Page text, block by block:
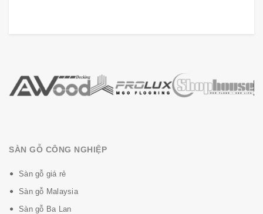
SÀN GỖ CÔNG NGHIỆP
Sàn gỗ giá rẻ
Sàn gỗ Malaysia
Sàn gỗ Ba Lan